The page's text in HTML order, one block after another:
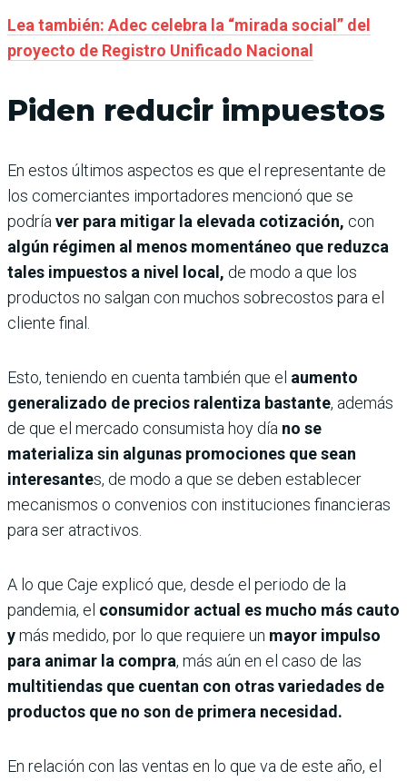
Lea también: Adec celebra la “mirada social” del
proyecto de Registro Unificado Nacional
Piden reducir impuestos
En estos últimos aspectos es que el representante de
los comerciantes importadores mencionó que se
podríaver para mitigar la elevada cotización, con
algún régimen al menos momentáneo que reduzca
tales impuestos a nivel local, de modo a que los
productos no salgan con muchos sobrecostos para el
cliente final.
Esto, teniendo en cuenta también que el aumento
generalizado de precios ralentiza bastante, además
de que el mercado consumista hoy día no se
materializa sin algunas promociones que sean
interesantes, de modo a que se deben establecer
mecanismos o convenios con instituciones financieras
para ser atractivos.
A lo que Caje explicó que, desde el periodo de la
pandemia, el consumidor actual es mucho más cauto
ymás medido, por lo que requiere un mayor impulso
para animar la compra, más aún en el caso de las
multitiendas que cuentan con otras variedades de
productos que no son de primera necesidad.
En relación con las ventas en lo que va de este año, el